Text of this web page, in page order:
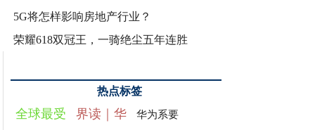
5G将怎样影响房地产行业？
荣耀618双冠王，一骑绝尘五年连胜
热点标签
全球最受 界读｜华 华为系要